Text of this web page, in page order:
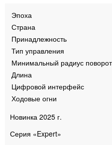
Эпоха
Страна
Принадлежность
Тип управления
Минимальный радиус
Длина
Цифровой интерфейс
Ходовые огни
Новинка 2025 г.
Серия «Expert»